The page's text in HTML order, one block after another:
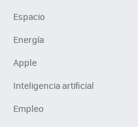
Espacio
Energía
Apple
Inteligencia artificial
Empleo